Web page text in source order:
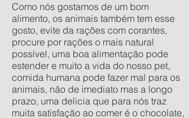
Como nós gostamos de um bom
alimento, os animais também tem esse
gosto, evite da rações com corantes,
procure por rações o mais natural
possível, uma boa alimentação pode
estender e muito a vida do nosso pet,
comida humana pode fazer mal para os
animais, não de imediato mas a longo
prazo, uma delicia que para nós traz
muita satisfação ao comer é o chocolate,